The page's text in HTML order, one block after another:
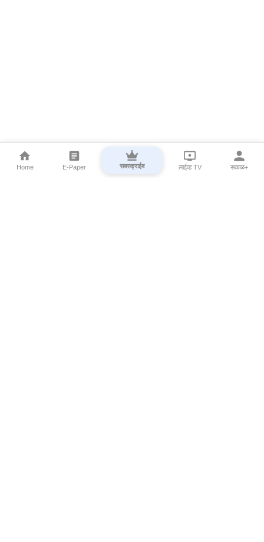
Home E-Paper सबस्क्राईब लाईव्ह TV सकाळ+